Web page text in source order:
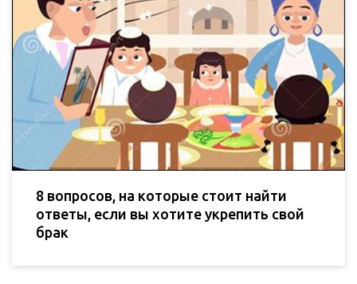
8 вопросов, на которые стоит найти
ответы, если вы хотите укрепить свой
брак